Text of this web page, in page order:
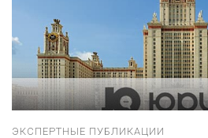
ЭКСПЕРТНЫЕ ПУБЛИКАЦИИ